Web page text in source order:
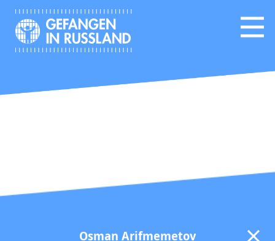
Osman Arifmemetov